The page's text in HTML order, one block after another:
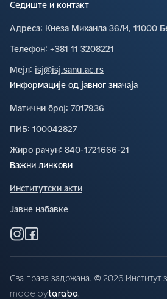
Седиште и контакт
Адреса∶ Кнеза Михаила 36/И, 11000
Телефон∶ +381 11 3208221
Мејл∶ isj@isj.sanu.ac.rs
Информације од јавног значаја
Матични број∶ 7017936
ПИБ∶ 100042827
Жиро рачун∶ 840-1721666-21
Важни линкови
Институтски акти
Јавне набавке
Сва права задржана. © 2026 Институт
made bytaraba.